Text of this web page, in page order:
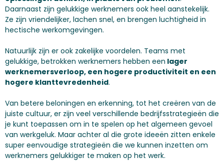
Daarnaast zijn gelukkige werknemers ook heel aanstekelijk.
Ze zijn vriendelijker, lachen snel, en brengen luchtigheid in
hectische werkomgevingen.
Natuurlijk zijn er ook zakelijke voordelen. Teams met
gelukkige, betrokken werknemers hebben een lager
werknemersverloop, een hogere productiviteit en een
hogere klanttevredenheid.
Van betere beloningen en erkenning, tot het creëren van de
juiste cultuur, er zijn veel verschillende bedrijfsstrategieën die
je kunt toepassen om in te spelen op het algemeen gevoel
van werkgeluk. Maar achter al die grote ideeën zitten enkele
super eenvoudige strategieën die we kunnen inzetten om
werknemers gelukkiger te maken op het werk.